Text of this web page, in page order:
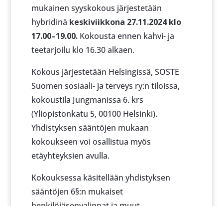
mukainen syyskokous järjestetään
hybridinä keskiviikkona 27.11.2024 klo
17.00–19.00.Kokousta ennen kahvi- ja
teetarjoilu klo 16.30 alkaen.
Kokous järjestetään Helsingissä, SOSTE
Suomen sosiaali- ja terveys ry:n tiloissa,
kokoustila Jungmanissa 6. krs
(Yliopistonkatu 5, 00100 Helsinki).
Yhdistyksen sääntöjen mukaan
kokoukseen voi osallistua myös
etäyhteyksien avulla.
Kokouksessa käsitellään yhdistyksen
sääntöjen 6§:n mukaiset